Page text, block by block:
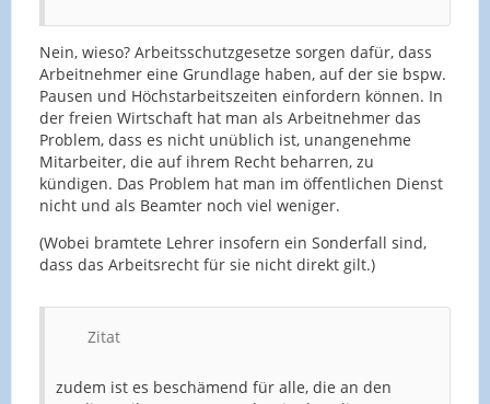
Nein, wieso? Arbeitsschutzgesetze sorgen dafür, dass
Arbeitnehmer eine Grundlage haben, auf der sie bspw.
Pausen und Höchstarbeitszeiten einfordern können. In
der freien Wirtschaft hat man als Arbeitnehmer das
Problem, dass es nicht unüblich ist, unangenehme
Mitarbeiter, die auf ihrem Recht beharren, zu
kündigen. Das Problem hat man im öffentlichen Dienst
nicht und als Beamter noch viel weniger.
(Wobei bramtete Lehrer insofern ein Sonderfall sind,
dass das Arbeitsrecht für sie nicht direkt gilt.)
Zitat
zudem ist es beschämend für alle, die an den